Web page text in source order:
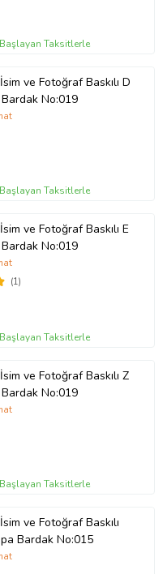
Taksitlerle
ve Fotoğraf Baskılı D
No:019
Taksitlerle
ve Fotoğraf Baskılı E
No:019
(1)
Taksitlerle
ve Fotoğraf Baskılı Z
No:019
Taksitlerle
ve Fotoğraf Baskılı
Bardak No:015